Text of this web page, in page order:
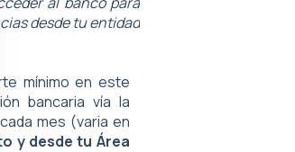
desde tu entidad
mínimo en este
bancaria vía la
mes (varia en
y desde tu Área